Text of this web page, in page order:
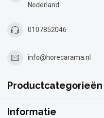
Nederland
0107852046
info@horecarama.nl
Productcategorieën
Informatie